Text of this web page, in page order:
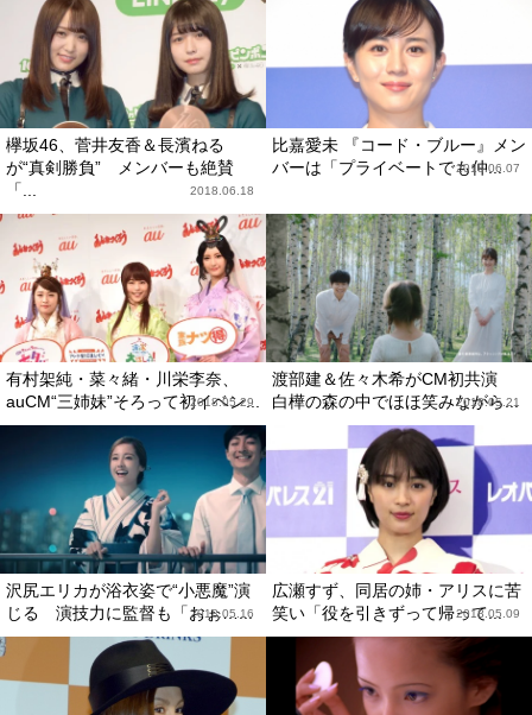
欅坂46、菅井友香＆長濱ねる
が“真剣勝負” メンバーも絶賛
「...
2018.06.18
比嘉愛未 『コード・ブルー』メン
バーは「プライベートでも仲...
2018.06.07
有村架純・菜々緒・川栄李奈、
auCM“三姉妹”そろって初イベン...
2018.05.29
渡部建＆佐々木希がCM初共演
白樺の森の中でほほ笑みながら...
2018.05.21
沢尻エリカが浴衣姿で“小悪魔”演
じる 演技力に監督も「おぉ…...
2018.05.16
広瀬すず、同居の姉・アリスに苦
笑い「役を引きずって帰って...
2018.05.09